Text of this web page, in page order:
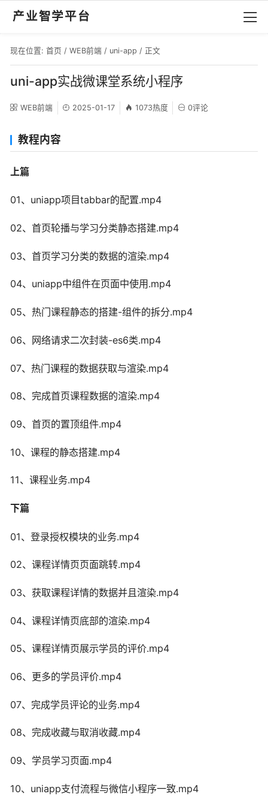
产业智学平台
现在位置: 首页 / WEB前端 / uni-app / 正文
uni-app实战微课堂系统小程序
WEB前端 2025-01-17 1073热度 0评论
教程内容
上篇
01、uniapp项目tabbar的配置.mp4
02、首页轮播与学习分类静态搭建.mp4
03、首页学习分类的数据的渲染.mp4
04、uniapp中组件在页面中使用.mp4
05、热门课程静态的搭建-组件的拆分.mp4
06、网络请求二次封装-es6类.mp4
07、热门课程的数据获取与渲染.mp4
08、完成首页课程数据的渲染.mp4
09、首页的置顶组件.mp4
10、课程的静态搭建.mp4
11、课程业务.mp4
下篇
01、登录授权模块的业务.mp4
02、课程详情页页面跳转.mp4
03、获取课程详情的数据并且渲染.mp4
04、课程详情页底部的渲染.mp4
05、课程详情页展示学员的评价.mp4
06、更多的学员评价.mp4
07、完成学员评论的业务.mp4
08、完成收藏与取消收藏.mp4
09、学员学习页面.mp4
10、uniapp支付流程与微信小程序一致.mp4